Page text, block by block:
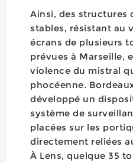
Ainsi, des structures
stables, résistant au
écrans de plusieurs
prévues à Marseille,
violence du mistral
phocéenne.
développé un
système de
placées sur les
directement reliées
À Lens, quelque 35